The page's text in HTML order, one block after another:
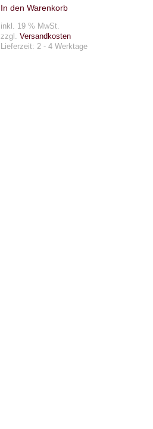
In den Warenkorb
inkl. 19 % MwSt.
zzgl. Versandkosten
Lieferzeit: 2 - 4 Werktage